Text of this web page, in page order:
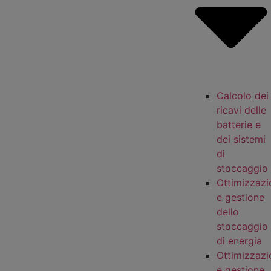
Calcolo dei
ricavi delle
batterie e
dei sistemi
di
stoccaggio
e gestione
dello
stoccaggio
di energia